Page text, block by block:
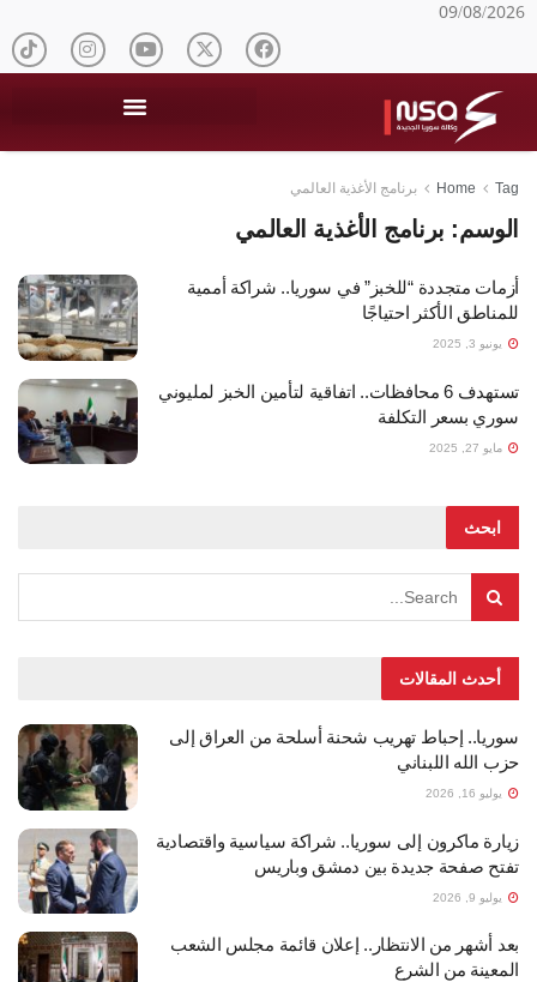
09/08/2026
Home Tag برنامج الأغذية العالمي
الوسم: برنامج الأغذية العالمي
أزمات متجددة “للخبز” في سوريا.. شراكة أممية
للمناطق الأكثر احتياجًا
يونيو 3, 2025
تستهدف 6 محافظات.. اتفاقية لتأمين الخبز لمليوني
سوري بسعر التكلفة
مايو 27, 2025
ابحث
أحدث المقالات
سوريا.. إحباط تهريب شحنة أسلحة من العراق إلى
حزب الله اللبناني
يوليو 16, 2026
زيارة ماكرون إلى سوريا.. شراكة سياسية واقتصادية
تفتح صفحة جديدة بين دمشق وباريس
يوليو 9, 2026
بعد أشهر من الانتظار.. إعلان قائمة مجلس الشعب
المعينة من الشرع